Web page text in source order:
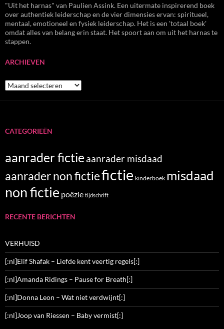
"Uit het harnas" van Paulien Assink. Een uitermate inspirerend boek
over authentiek leiderschap en de vier dimensies ervan: spiritueel,
mentaal, emotioneel en fysiek leiderschap. Het is een 'totaal boek'
omdat alles van belang erin staat. Het spoort aan om uit het harnas te
stappen.
ARCHIEVEN
Archieven
CATEGORIEËN
aanrader fictie aanrader misdaad
aanrader non fictiefictie kinderboek misdaad
non fictie poëzie tijdschrift
RECENTE BERICHTEN
VERHUISD
[:nl]Elif Shafak – Liefde kent veertig regels[:]
[:nl]Amanda Ridings – Pause for Breath[:]
[:nl]Donna Leon – Wat niet verdwijnt[:]
[:nl]Joop van Riessen – Baby vermist[:]